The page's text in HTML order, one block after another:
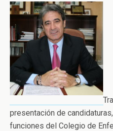
presentación de
funciones del Colegio de